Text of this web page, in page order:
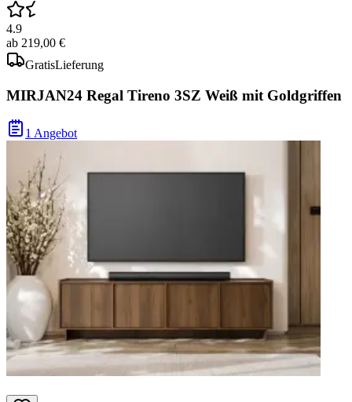
4.9
ab 219,00 €
GratisLieferung
MIRJAN24 Regal Tireno 3SZ Weiß mit Goldgriffen
1 Angebot